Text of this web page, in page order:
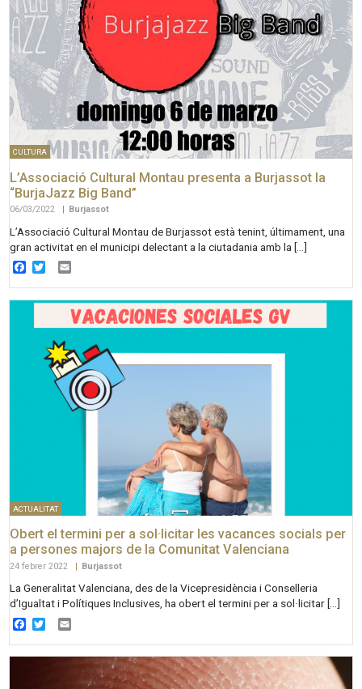
CULTURA
L’Associació Cultural Montau presenta a Burjassot la
“BurjaJazz Big Band”
06/03/2022 | Burjassot
L’Associació Cultural Montau de Burjassot està tenint, últimament, una
gran activitat en el municipi delectant a la ciutadania amb la […]
Facebook
Twitter
ACTUALITAT
Obert el termini per a sol·licitar les vacances socials per
a persones majors de la Comunitat Valenciana
24 febrer 2022 | Burjassot
La Generalitat Valenciana, des de la Vicepresidència i Conselleria
d’Igualtat i Polítiques Inclusives, ha obert el termini per a sol·licitar […]
Facebook
Twitter